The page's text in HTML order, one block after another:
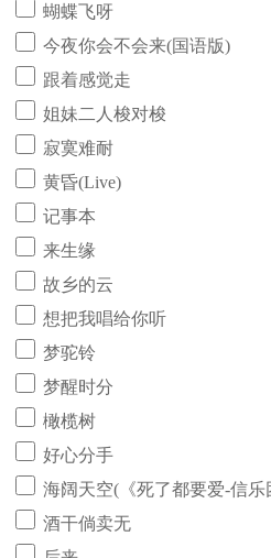
蝴蝶飞呀
今夜你会不会来(国语版)
跟着感觉走
姐妹二人梭对梭
寂寞难耐
黄昏(Live)
记事本
来生缘
故乡的云
想把我唱给你听
梦驼铃
梦醒时分
橄榄树
好心分手
海阔天空(《死了都要爱-信
酒干倘卖无